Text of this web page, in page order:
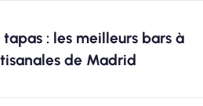
: les meilleurs bars à
de Madrid